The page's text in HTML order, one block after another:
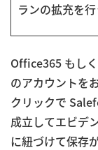
ランの拡充を
Office365 もし
のアカウントを
クリックで
成立してエビデ
に紐づけて保存